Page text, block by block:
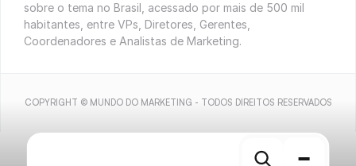
sobre o tema no Brasil, acessado por mais de 500 mil
habitantes, entre VPs, Diretores, Gerentes,
Coordenadores e Analistas de Marketing.
COPYRIGHT © MUNDO DO MARKETING - TODOS DIREITOS RESERVADOS